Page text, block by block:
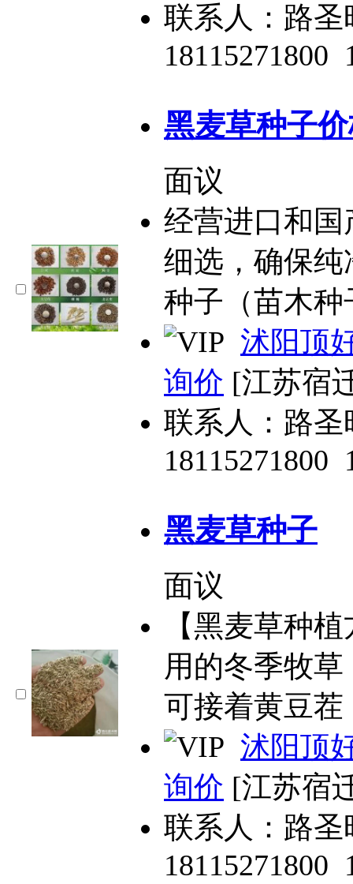
联系人：路圣
18115271800
黑麦草种子
面议
经营进口和国
细选，确保
种子（苗木
沭阳顶
询价 [江苏宿
联系人：路圣
18115271800
黑麦草种子
面议
【黑麦草种
用的冬季牧
可接着黄豆
沭阳顶
询价 [江苏宿
联系人：路圣
18115271800